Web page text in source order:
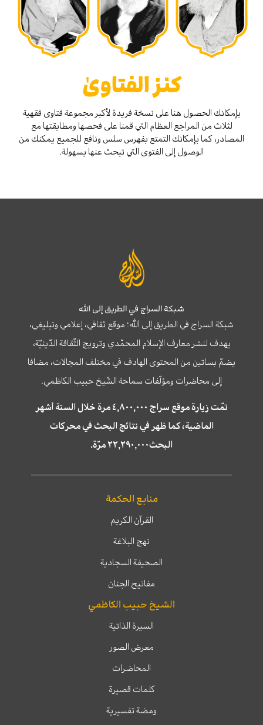
كنز الفتاوىٰ
بإمكانك الحصول هنا على نسخة فريدة لأكبر مجموعة فتاوى فقهية
لثلاث من المراجع العظام التي قمنا على فحصها ومطابقتها مع
المصادر، كما بإمكانك التمتع بفهرس سلس ونافع للجميع يمكنك من
الوصول إلى الفتوى التي تبحث عنها بسهولة.
شبكة السراج في الطريق إلى الله
شبكة السراج في الطريق إلى الله؛ موقع ثقافي، إعلامي وتبليغي،
يهدف لنشر معارف الإسلام المحمّدي وترويج الثّقافة الدّينيّة،
يضمّ بساتين من المحتوى الهادف في مختلف المجالات، مضافا
إلى محاضرات ومؤلّفات سماحة الشّيخ حبيب الكاظمي.
تمّت زيارة موقع سراج ٤,٨٠٠,٠٠٠ مرة خلال الستة أشهر
الماضية، كما ظهر في نتائج البحث في محركات
البحث٢٢,٢٩٠,٠٠٠ مرّة.
منابع الحكمة
القرآن الكريم
نهج البلاغة
الصحيفة السجادية
مفاتيح الجنان
الشيخ حبيب الكاظمي
السيرة الذاتية
معرض الصور
المحاضرات
كلمات قصيرة
ومضة تفسيرية